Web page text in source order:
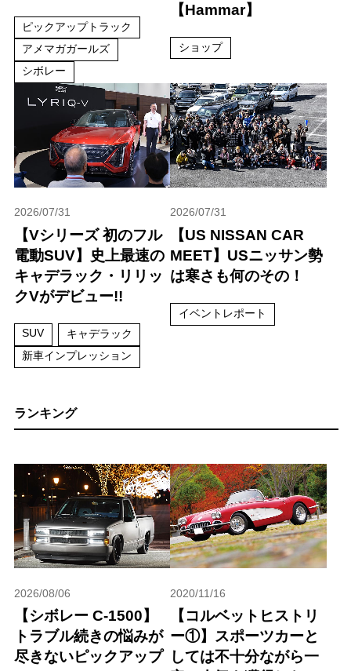
ピックアップトラック
アメマガガールズ
シボレー
【Hammar】
ショップ
2026/07/31
【Vシリーズ 初のフル
電動SUV】史上最速の
キャデラック・リリッ
クVがデビュー!!
SUV
キャデラック
新車インプレッション
2026/07/31
【US NISSAN CAR
MEET】USニッサン勢
は寒さも何のその！
イベントレポート
ランキング
2026/08/06
【シボレー C-1500】
トラブル続きの悩みが
尽きないピックアップ
2020/11/16
【コルベットヒストリ
ー①】スポーツカーと
しては不十分ながら一